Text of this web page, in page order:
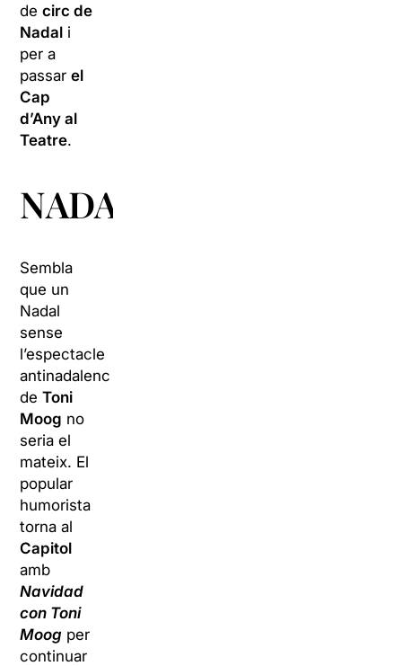
decirc de
Nadal i
per a
passarel
Cap
d’Any al
Teatre.
NADALENQUES
Sembla
que un
Nadal
sense
l’espectacle
antinadalenc
deToni
Moog no
seria el
mateix. El
popular
humorista
torna al
Capitol
amb
Navidad
con Toni
Moog per
continuar